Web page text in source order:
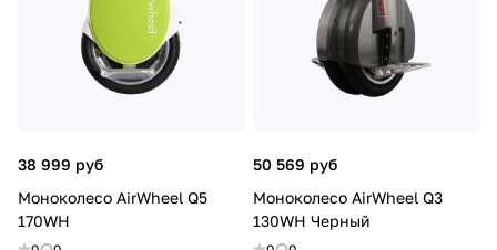
38 999 руб
Моноколесо AirWheel Q5
170WH
50 569 руб
Моноколесо AirWheel Q3
130WH Черный